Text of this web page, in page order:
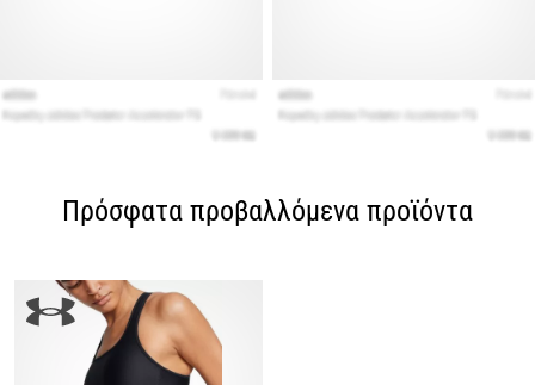
Πρόσφατα προβαλλόμενα προϊόντα